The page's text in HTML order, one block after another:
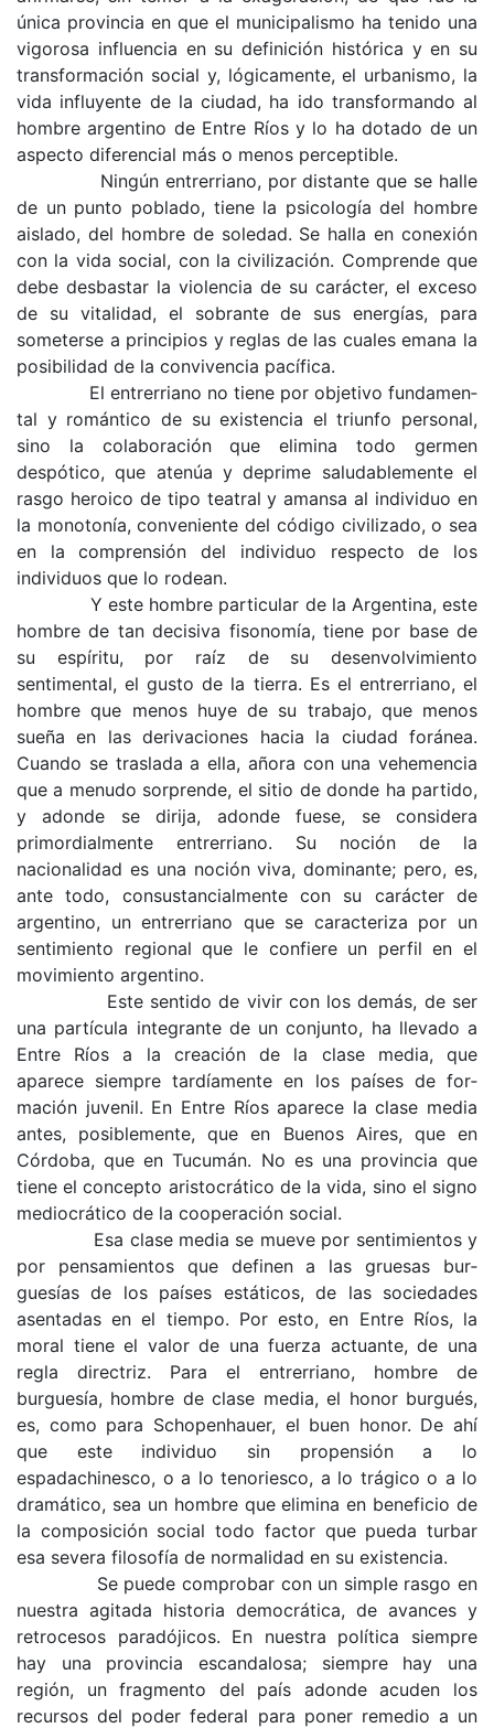
única provincia en que el municipalismo ha tenido una
vigorosa influencia en su definición histórica y en su
transformación social y, lógicamente, el urbanismo, la
vida influyente de la ciudad, ha ido transformando al
hombre argentino de Entre Ríos y lo ha dotado de un
aspecto diferencial más o menos perceptible.
Ningún entrerriano, por distante que se halle
de un punto poblado, tiene la psicología del hom­bre
aislado, del hombre de soledad. Se halla en conexión
con la vida social, con la civilización. Comprende que
debe desbastar la violencia de su carácter, el exceso
de su vitalidad, el sobrante de sus energías, para
someterse a principios y reglas de las cuales emana la
posibilidad de la conviven­cia pacífica.
El entrerriano no tiene por objetivo fundamen­
tal y romántico de su existencia el triunfo per­sonal,
sino la colaboración que elimina todo ger­men
despótico, que atenúa y deprime saludable­mente el
rasgo heroico de tipo teatral y amansa al individuo en
la monotonía, conveniente del códi­go civilizado, o sea
en la comprensión del indivi­duo respecto de los
individuos que lo rodean.
Y este hombre particular de la Argentina, este
hombre de tan decisiva fisonomía, tiene por base de
su espíritu, por raíz de su desenvolvimiento
sentimental, el gusto de la tierra. Es el entrerria­no, el
hombre que menos huye de su trabajo, que menos
sueña en las derivaciones hacia la ciudad foránea.
Cuando se traslada a ella, añora con una vehemencia
que a menudo sorprende, el sitio de donde ha partido,
y adonde se dirija, adonde fuese, se considera
primordialmente entrerriano. Su noción de la
nacionalidad es una noción viva, dominante; pero, es,
ante todo, consustancialmente con su carácter de
argentino, un entrerriano que se caracteriza por un
sentimiento regional que le confiere un perfil en el
movimiento ar­gentino.
Este sentido de vivir con los demás, de ser
una partícula integrante de un conjunto, ha llevado a
Entre Ríos a la creación de la clase media, que
aparece siempre tardíamente en los países de for­
mación juvenil. En Entre Ríos aparece la clase media
antes, posiblemente, que en Buenos Aires, que en
Córdoba, que en Tucumán. No es una pro­vincia que
tiene el concepto aristocrático de la vida, sino el signo
mediocrático de la cooperación social.
Esa clase media se mueve por sentimientos y
por pensamientos que definen a las gruesas bur­
guesías de los países estáticos, de las sociedades
asentadas en el tiempo. Por esto, en Entre Ríos, la
moral tiene el valor de una fuerza actuante, de una
regla directriz. Para el entrerriano, hombre de
burguesía, hombre de clase media, el honor burgués,
es, como para Schopenhauer, el buen honor. De ahí
que este individuo sin propensión a lo
espadachinesco, o a lo tenoriesco, a lo trágico o a lo
dramático, sea un hombre que elimina en beneficio de
la composición social todo factor que pueda turbar
esa severa filosofía de normalidad en su existencia.
Se puede comprobar con un simple rasgo en
nuestra agitada historia democrática, de avances y
retrocesos paradójicos. En nuestra política siempre
hay una provincia escandalosa; siempre hay una
región, un fragmento del país adonde acuden los
recursos del poder federal para poner remedio a un